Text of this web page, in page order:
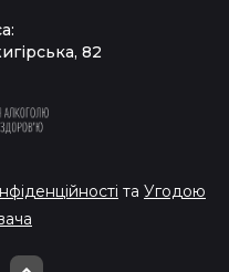
82
та Угодою